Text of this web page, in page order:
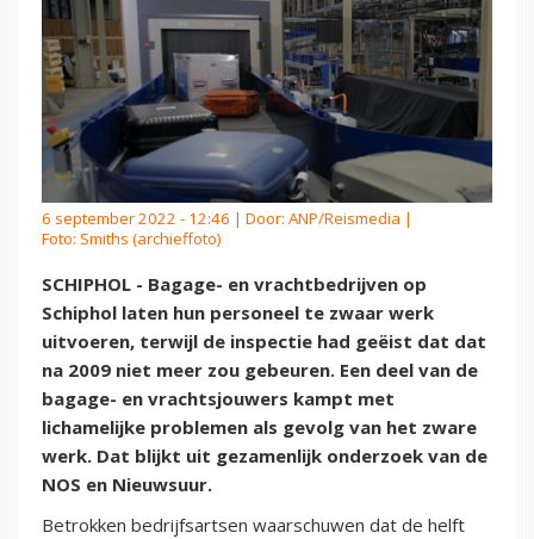
6 september 2022 - 12:46 | Door: ANP/Reismedia |
Foto: Smiths (archieffoto)
SCHIPHOL - Bagage- en vrachtbedrijven op
Schiphol laten hun personeel te zwaar werk
uitvoeren, terwijl de inspectie had geëist dat dat
na 2009 niet meer zou gebeuren. Een deel van de
bagage- en vrachtsjouwers kampt met
lichamelijke problemen als gevolg van het zware
werk. Dat blijkt uit gezamenlijk onderzoek van de
NOS en Nieuwsuur.
Betrokken bedrijfsartsen waarschuwen dat de helft